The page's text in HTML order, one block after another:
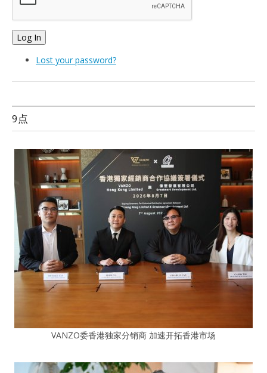
Log In
Lost your password?
9点
VANZO委香港独家分销商 加速开拓香港市场